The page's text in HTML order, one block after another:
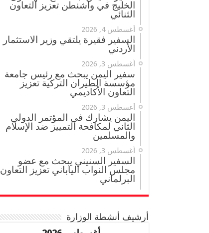
الخليج في واشنطن تعزيز التعاون
الثنائي
أغسطس 4, 2026
السفير فقيرة يلتقي وزير الاستثمار
الأردني
أغسطس 3, 2026
سفير اليمن يبحث مع رئيس جامعة
مؤسسة الطيران التركية تعزيز
التعاون الأكاديمي
أغسطس 3, 2026
اليمن يشارك في المؤتمر الدولي
الثاني لمكافحة التمييز ضد الإسلام
والمسلمين
أغسطس 3, 2026
السفير السنيني يبحث مع عضو
مجلس النواب الياباني تعزيز التعاون
البرلماني
أرشيف أنشطة الوزارة